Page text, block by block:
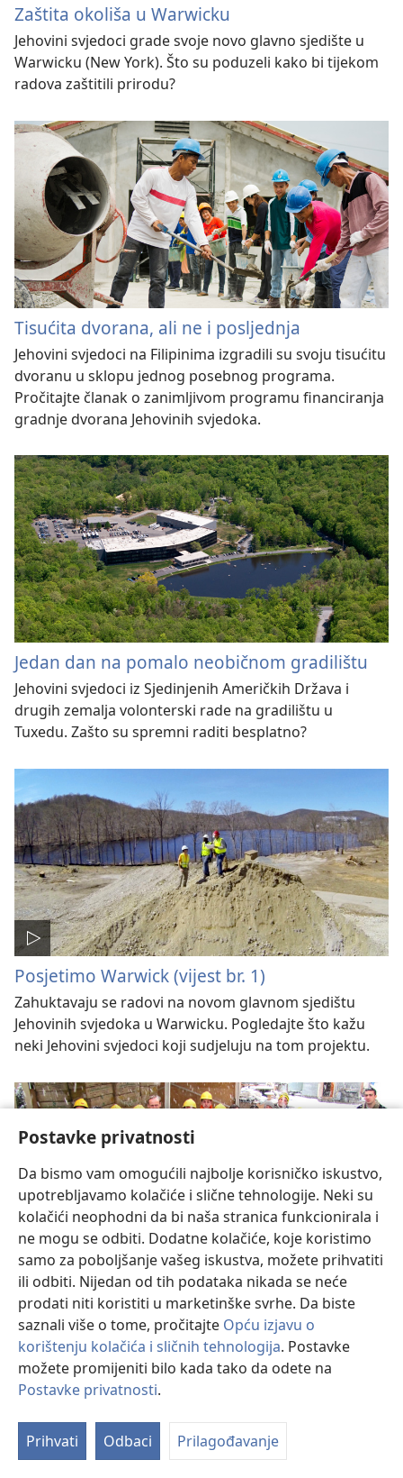
Postavke privatnosti
Da bismo vam omogućili najbolje korisničko iskustvo,
upotrebljavamo kolačiće i slične tehnologije. Neki su
kolačići neophodni da bi naša stranica funkcionirala i
ne mogu se odbiti. Dodatne kolačiće, koje koristimo
samo za poboljšanje vašeg iskustva, možete prihvatiti
ili odbiti. Nijedan od tih podataka nikada se neće
prodati niti koristiti u marketinške svrhe. Da biste
saznali više o tome, pročitajte Opću izjavu o
korištenju kolačića i sličnih tehnologija. Postavke
možete promijeniti bilo kada tako da odete na
Postavke privatnosti.
Prihvati Odbaci Prilagođavanje
Zaštita okoliša u Warwicku
Jehovini svjedoci grade svoje novo glavno sjedište u
Warwicku (New York). Što su poduzeli kako bi tijekom
radova zaštitili prirodu?
Tisućita dvorana, ali ne i posljednja
Jehovini svjedoci na Filipinima izgradili su svoju tisućitu
dvoranu u sklopu jednog posebnog programa.
Pročitajte članak o zanimljivom programu financiranja
gradnje dvorana Jehovinih svjedoka.
Jedan dan na pomalo neobičnom gradilištu
Jehovini svjedoci iz Sjedinjenih Američkih Država i
drugih zemalja volonterski rade na gradilištu u
Tuxedu. Zašto su spremni raditi besplatno?
Posjetimo Warwick (vijest br. 1)
Zahuktavaju se radovi na novom glavnom sjedištu
Jehovinih svjedoka u Warwicku. Pogledajte što kažu
neki Jehovini svjedoci koji sudjeluju na tom projektu.
Marljivo rade, a ne traže plaću
U proteklih 28 godina Jehovini svjedoci izgradili su velik
broj podružnica i dvorana za sastanke u 120 zemalja.
Saznajte nešto više o tim građevinskim projektima.